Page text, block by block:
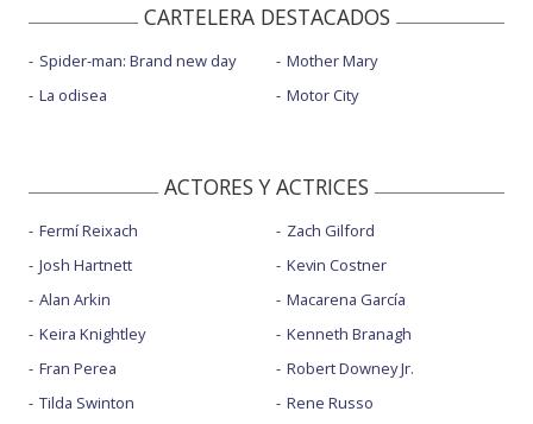
CARTELERA DESTACADOS
Spider-man: Brand new day
La odisea
Mother Mary
Motor City
ACTORES Y ACTRICES
Fermí Reixach
Josh Hartnett
Alan Arkin
Keira Knightley
Fran Perea
Tilda Swinton
Zach Gilford
Kevin Costner
Macarena García
Kenneth Branagh
Robert Downey Jr.
Rene Russo